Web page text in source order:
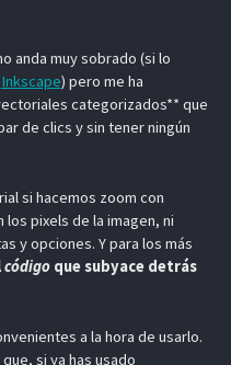
anda muy sobrado (si lo
Inkscape) pero me ha
categorizados** que
de clics y sin tener ningún
si hacemos zoom con
pixels de la imagen, ni
y opciones. Y para los más
códigoque subyace detrás
a la hora de usarlo.
si ya has usado